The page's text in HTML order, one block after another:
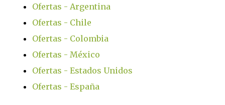
Ofertas - Argentina
Ofertas - Chile
Ofertas - Colombia
Ofertas - México
Ofertas - Estados Unidos
Ofertas - España